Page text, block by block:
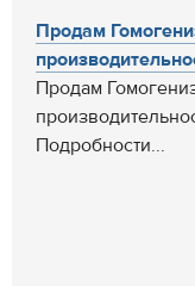
Продам
Продам
Подробности...